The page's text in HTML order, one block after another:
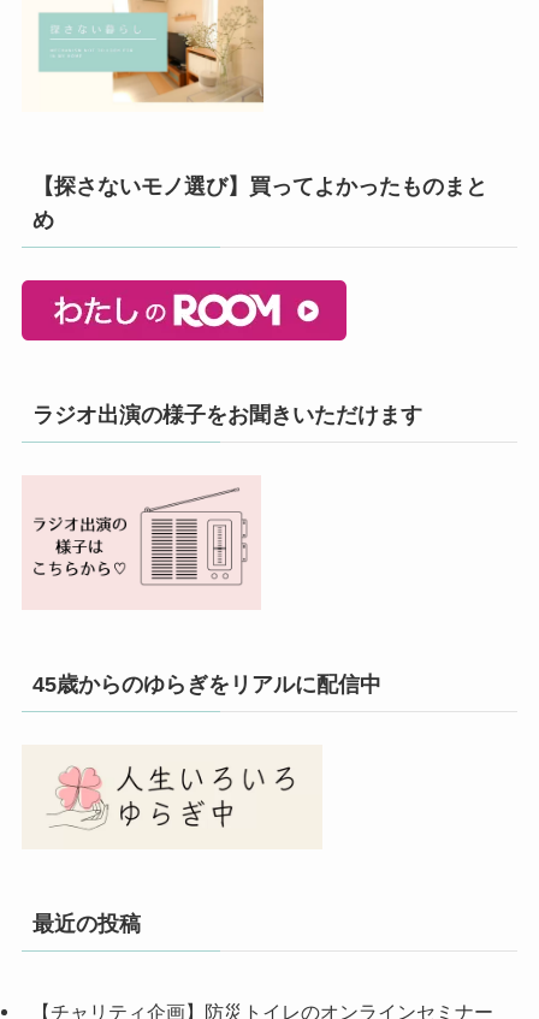
【探さないモノ選び】買ってよかったものまと
め
ラジオ出演の様子をお聞きいただけます
45歳からのゆらぎをリアルに配信中
最近の投稿
【チャリティ企画】防災トイレのオンラインセミナー